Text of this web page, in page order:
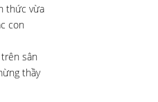
thức vừa
con
sân
thầy